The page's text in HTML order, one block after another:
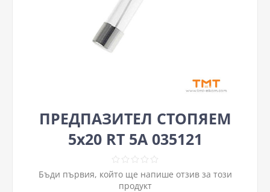
ПРЕДПАЗИТЕЛ СТОПЯЕМ
5х20 RT 5A 035121
Бъди първия, който ще напише отзив за този
продукт